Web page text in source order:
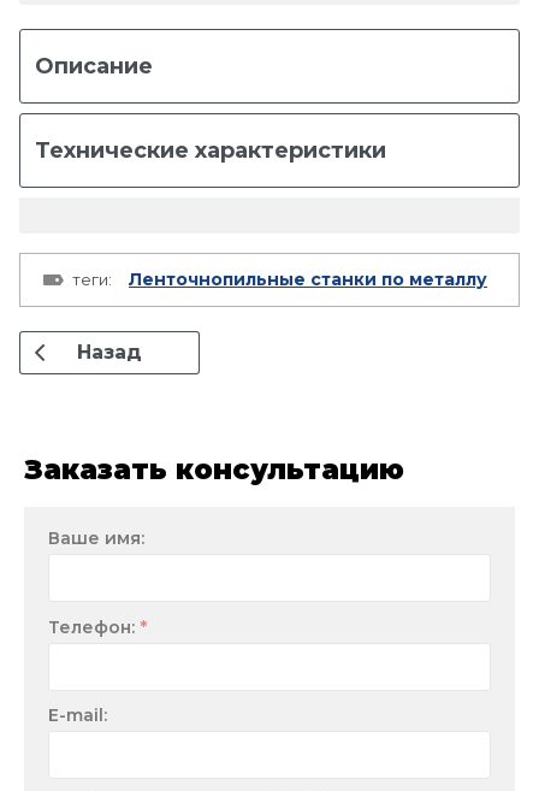
Описание
Технические характеристики
теги: Ленточнопильные станки по металлу
Назад
Заказать консультацию
Ваше имя:
Телефон: *
E-mail: